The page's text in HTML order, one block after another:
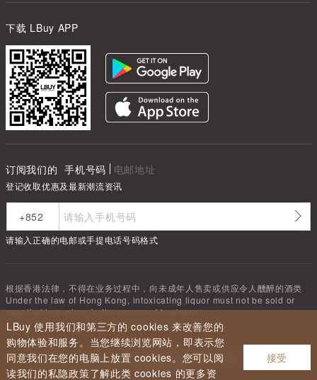
LBuy 使用我们和第三方的 cookies 来改善您的
购物体验和服务。当您继续浏览网站，即表示您
同意我们在您的电脑上放置 cookies。您可以阅
读我们的私隐政策了解此类 cookies 的更多资
接受
下载 LBuy APP
订阅我们的 手机号码 电邮地址
登记收取优惠及最新潮流资讯
请输入正确的电邮或手提电话号码格式
根据香港法律，不得在业务过程中，向未成年人售卖或供应令人醺醉的酒类
Under the law of Hong Kong, intoxicating liquor must not be sold or
supplied to a minor in the course of business.
Copyright ©2026LBUY @ 深圳市驿商科技有限公司 All Rights
Reserved.